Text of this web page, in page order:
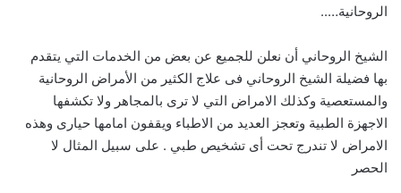
الروحانية…..
الشيخ الروحاني أن نعلن للجميع عن بعض من الخدمات التي يتقدم
بها فضيلة الشيخ الروحاني فى علاج الكثير من الأمراض الروحانية
والمستعصية وكذلك الامراض التي لا ترى بالمجاهر ولا تكشفها
الاجهزة الطبية وتعجز العديد من الاطباء ويقفون امامها حيارى وهذه
الامراض لا تندرج تحت أى تشخيص طبي . على سبيل المثال لا
الحصر